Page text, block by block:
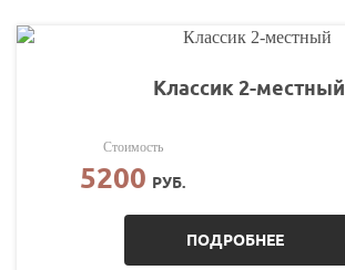
Классик 2-местный
Стоимость
5200 РУБ.
ПОДРОБНЕЕ